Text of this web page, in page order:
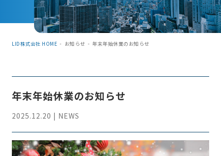
LID株式会社 HOME - お知らせ - 年末年始休業のお知らせ
年末年始休業のお知らせ
2025.12.20 | NEWS